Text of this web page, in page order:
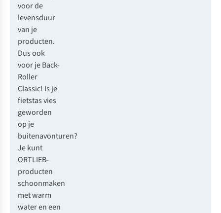
voor de
levensduur
van je
producten.
Dus ook
voor je Back-
Roller
Classic! Is je
fietstas vies
geworden
op je
buitenavonturen?
Je kunt
ORTLIEB-
producten
schoonmaken
met warm
water en een